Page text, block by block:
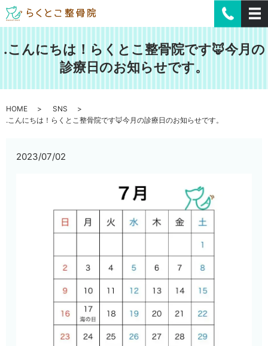
.こんにちは！らくとこ整骨院です🦊今月の
診療日のお知らせです。
HOME
SNS
.こんにちは！らくとこ整骨院です🦊今月の診療日のお知らせです。
2023/07/02